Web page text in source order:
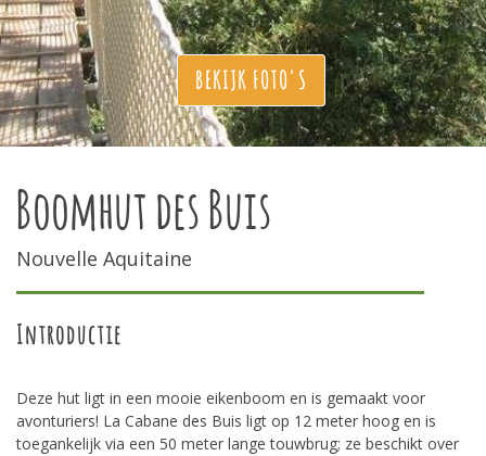
BEKIJK FOTO'S
Boomhut des Buis
Nouvelle Aquitaine
Introductie
Deze hut ligt in een mooie eikenboom en is gemaakt voor
avonturiers! La Cabane des Buis ligt op 12 meter hoog en is
toegankelijk via een 50 meter lange touwbrug; ze beschikt over